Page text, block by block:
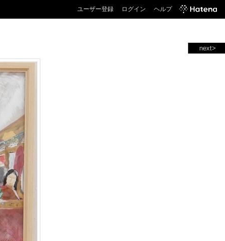
ユーザー登録 ログイン ヘルプ
next>